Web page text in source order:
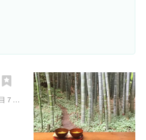
神奈川県鎌倉市浄明寺２丁目７-４